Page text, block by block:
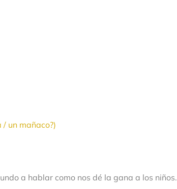
/ un mañaco?)
a hablar como nos dé la gana a los niños.